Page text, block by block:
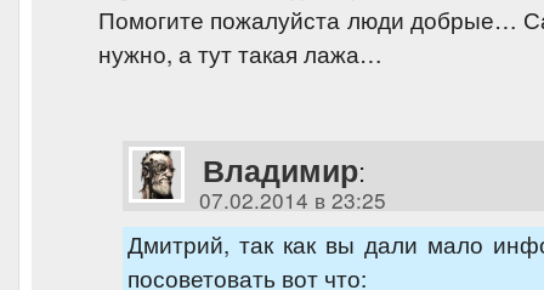
Помогите пожалуйста люди добрые…
нужно, а тут такая лажа…
Владимир:
07.02.2014 в 23:25
Дмитрий, так как вы дали мало
посоветовать вот что: